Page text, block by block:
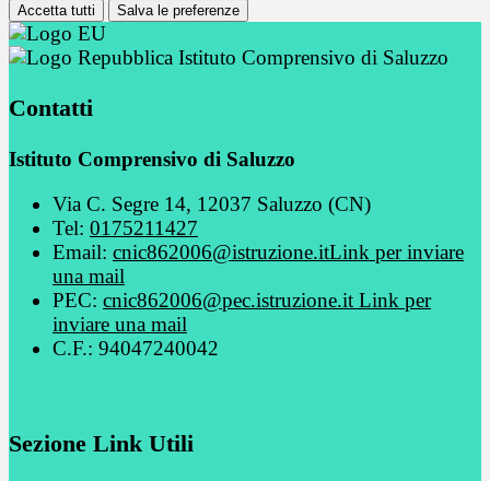
Accetta tutti Salva le preferenze
Istituto Comprensivo di Saluzzo
Contatti
Istituto Comprensivo di Saluzzo
Via C. Segre 14, 12037 Saluzzo (CN)
Tel: 0175211427
Email: cnic862006@istruzione.itLink per inviare
una mail
PEC: cnic862006@pec.istruzione.it Link per
inviare una mail
C.F.: 94047240042
Sezione Link Utili